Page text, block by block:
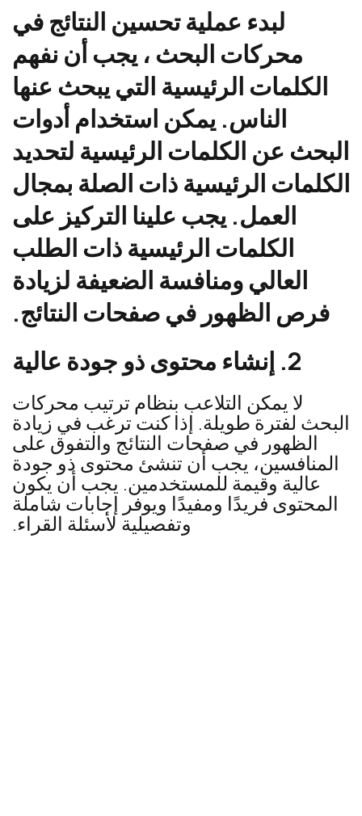
لبدء عملية تحسين النتائج في
محركات البحث ، يجب أن نفهم
الكلمات الرئيسية التي يبحث عنها
الناس. يمكن استخدام أدوات
البحث عن الكلمات الرئيسية لتحديد
الكلمات الرئيسية ذات الصلة بمجال
العمل. يجب علينا التركيز على
الكلمات الرئيسية ذات الطلب
العالي ومنافسة الضعيفة لزيادة
فرص الظهور في صفحات النتائج.
2. إنشاء محتوى ذو جودة عالية
لا يمكن التلاعب بنظام ترتيب محركات
البحث لفترة طويلة. إذا كنت ترغب في زيادة
الظهور في صفحات النتائج والتفوق على
المنافسين، يجب أن تنشئ محتوى ذو جودة
عالية وقيمة للمستخدمين. يجب أن يكون
المحتوى فريدًا ومفيدًا ويوفر إجابات شاملة
وتفصيلية لأسئلة القراء.